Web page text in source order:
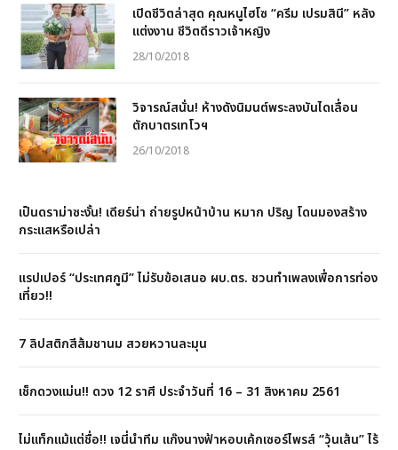
เปิดชีวิตล่าสุด คุณหนูไฮโซ “ครีม เปรมสินี” หลัง
แต่งงาน ชีวิตดีราวเจ้าหญิง
28/10/2018
วิจารณ์สนั่น! ห้างดังนิมนต์พระลงบันไดเลื่อน
ตักบาตรเทโวฯ
26/10/2018
เป็นดราม่าซะงั้น! เดียร์น่า ถ่ายรูปหน้าบ้าน หมาก ปริญ โดนมองสร้าง
กระแสหรือเปล่า
แรปเปอร์ “ประเทศกูมี” ไม่รับข้อเสนอ ผบ.ตร. ชวนทำเพลงเพื่อการท่อง
เที่ยว!!
7 ลิปสติกสีส้มชานม สวยหวานละมุน
เช็กดวงแม่น!! ดวง 12 ราศี ประจำวันที่ 16 – 31 สิงหาคม 2561
ไม่แท็กแม้แต่ชื่อ!! เจนี่นำทีม แก๊งนางฟ้าหอบเค้กเซอร์ไพรส์ “วุ้นเส้น” ไร้